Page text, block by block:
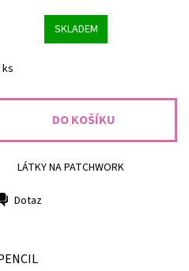
SKLADEM
LÁTKY NA PATCHWORK
Dotaz